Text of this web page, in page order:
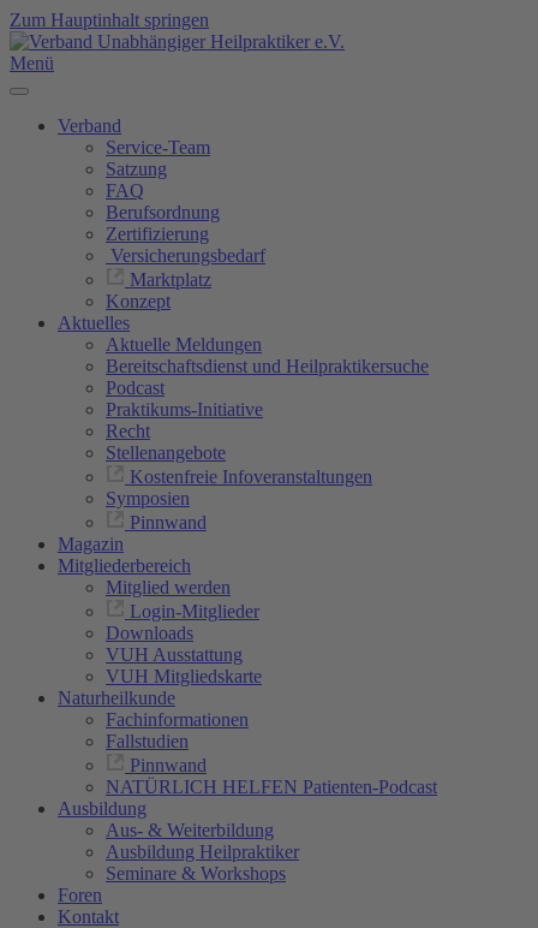
Zum Hauptinhalt springen
Menü
Verband
Service-Team
Satzung
FAQ
Berufsordnung
Zertifizierung
Versicherungsbedarf
Marktplatz
Konzept
Aktuelles
Aktuelle Meldungen
Bereitschaftsdienst und Heilpraktikersuche
Podcast
Praktikums-Initiative
Recht
Stellenangebote
Kostenfreie Infoveranstaltungen
Symposien
Pinnwand
Magazin
Mitgliederbereich
Mitglied werden
Login-Mitglieder
Downloads
VUH Ausstattung
VUH Mitgliedskarte
Naturheilkunde
Fachinformationen
Fallstudien
Pinnwand
NATÜRLICH HELFEN Patienten-Podcast
Ausbildung
Aus- & Weiterbildung
Ausbildung Heilpraktiker
Seminare & Workshops
Foren
Kontakt